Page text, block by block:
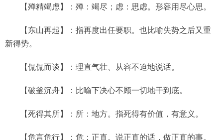
【殚精竭虑】：殚：竭尽；虑：思虑。形容用尽心思。
【东山再起】：指再度出任要职。也比喻失势之后又重
新得势。
【侃侃而谈】：理直气壮、从容不迫地说话。
【破釜沉舟】：比喻下决心不顾一切地干到底。
【死得其所】：所：地方。指死得有价值，有意义。
【危言危行】：危：正直。说正直的话，做正直的事。